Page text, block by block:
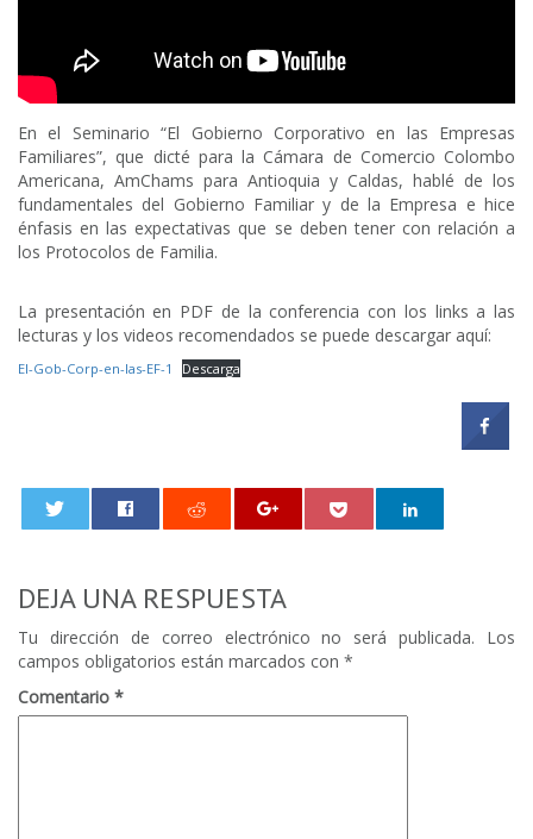
En el Seminario “El Gobierno Corporativo en las Empresas
Familiares”, que dicté para la Cámara de Comercio Colombo
Americana, AmChams para Antioquia y Caldas, hablé de los
fundamentales del Gobierno Familiar y de la Empresa e hice
énfasis en las expectativas que se deben tener con relación a
los Protocolos de Familia.
La presentación en PDF de la conferencia con los links a las
lecturas y los videos recomendados se puede descargar aquí:
El-Gob-Corp-en-las-EF-1 Descarga
DEJA UNA RESPUESTA
Tu dirección de correo electrónico no será publicada.
Los
campos obligatorios están marcados con *
Comentario *